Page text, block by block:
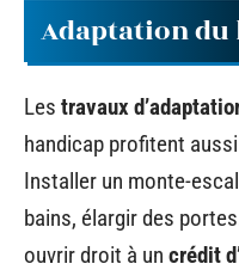
Adaptation du
Les travaux
handicap profitent
Installer un monte-
bains, élargir des
ouvrir droit à un crédit